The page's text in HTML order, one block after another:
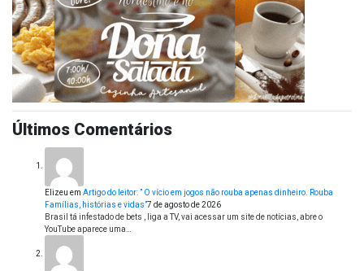
Últimos Comentários
Elizeu em Artigo do leitor: ” O vício em jogos não rouba apenas dinheiro. Rouba
Famílias, histórias e vidas”7 de agosto de 2026
Brasil tá infestado de bets , liga a TV, vai acessar um site de notícias, abre o
YouTube aparece uma…